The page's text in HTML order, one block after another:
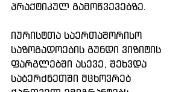
პრაქტიკულ გამოწვევებზე.
იურისტთა საერთაშორისო
საზოგადოების გუნდი ვიზიტის
ფარგლებში ასევე, შეხვდა
საბერძნეთში მცხოვრებ